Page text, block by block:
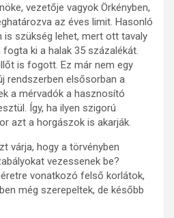
vezetője vagyok Örkényben,
az éves limit. Hasonló
is szükség lehet, mert ott tavaly
ki a halak 35 százalékát.
is fogott. Ez már nem egy
rendszerben elsősorban a
a mérvadók a hasznosító
Így, ha ilyen szigorú
azt a horgászok is akarják.
várja, hogy a törvényben
vezessenek be?
vonatkozó felső korlátok,
még szerepeltek, de később